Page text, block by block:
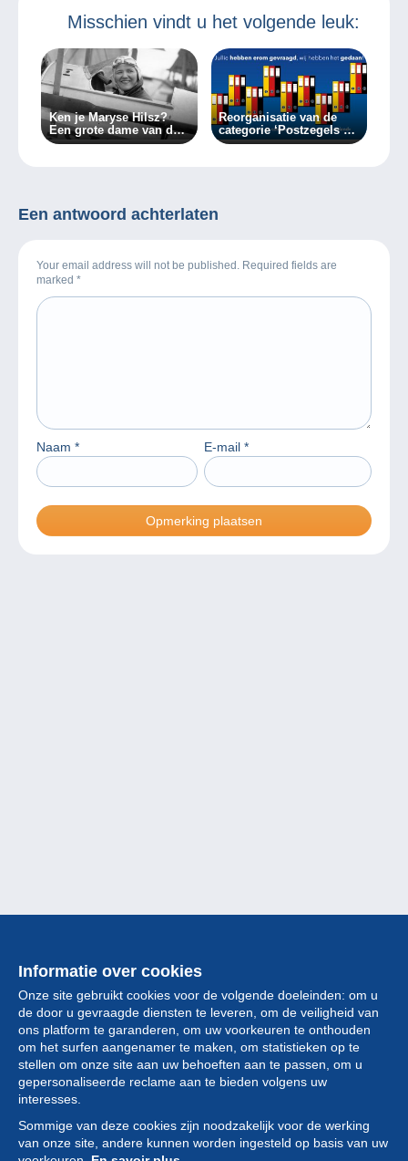
Misschien vindt u het volgende leuk:
Ken je Maryse Hilsz?
Een grote dame van de
luchtvaartfilatelie (1ste
Reorganisatie van de
categorie ‘Postzegels >
Duitsland’
Een antwoord achterlaten
Your email address will not be published. Required fields are
marked *
Naam * E-mail *
Informatie over cookies
Onze site gebruikt cookies voor de volgende doeleinden: om u
de door u gevraagde diensten te leveren, om de veiligheid van
ons platform te garanderen, om uw voorkeuren te onthouden
om het surfen aangenamer te maken, om statistieken op te
stellen om onze site aan uw behoeften aan te passen, om u
gepersonaliseerde reclame aan te bieden volgens uw
interesses.
Sommige van deze cookies zijn noodzakelijk voor de werking
van onze site, andere kunnen worden ingesteld op basis van uw
Collectie
Nieuws